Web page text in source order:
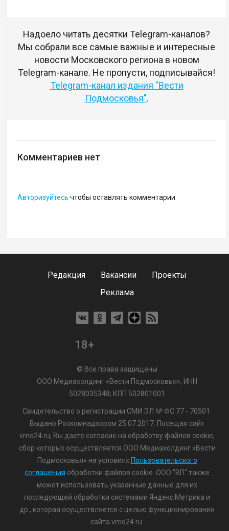
Надоело читать десятки Telegram-каналов?
Мы собрали все самые важные и интересные
новости Московского региона в новом
Telegram-канале. Не пропусти, подписывайся!
Telegram-канал издания "Вести
Подмосковья".
Комментариев нет
Авторизуйтесь чтобы оставлять комментарии
Редакция Вакансии
Проекты
Реклама
18+
© Все права защищены
ООО Медиахолдинг «Вести Подмосковья», ИНН
5028035348; КПП 502801001
Свидетельство о регистрации СМИ ЭЛ № ФС 77 - 70501.
Выдано Роскомнадзором 25.07.2017. Посещая сайт
vmo24.ru, Вы даете согласие на обработку файлов cookie,
сбор которых осуществляется ООО Медиахолдинг «Вести
Подмосковья» на условиях Пользовательского
соглашения обработки файлов cookie. ООО "ВП" также
может использовать указанные данные для их
последующей обработки системами Яндекс.Метрика и
др., которая осуществляется с целью функционирования
сайта vmo24.ru.